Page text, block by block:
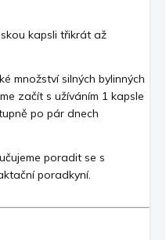
kapsli třikrát až
množství silných bylinných
začít s užíváním 1 kapsle
po pár dnech
poradit se s
poradkyní.